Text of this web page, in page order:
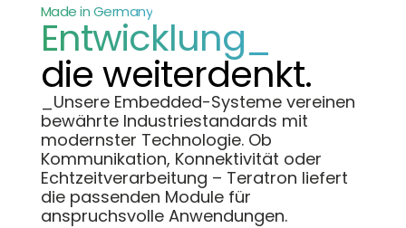
Made in Germany
Entwicklung_
die weiterdenkt.
_Unsere Embedded-Systeme vereinen
bewährte Industriestandards mit
modernster Technologie. Ob
Kommunikation, Konnektivität oder
Echtzeitverarbeitung – Teratron liefert
die passenden Module für
anspruchsvolle Anwendungen.